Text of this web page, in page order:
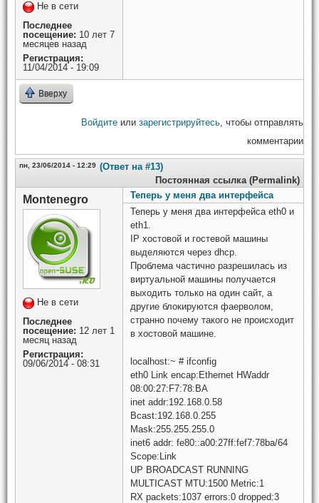
Не в сети
Последнее
посещение: 10 лет 7
месяцев назад
Регистрация:
11/04/2014 - 19:09
Вверху
Войдите или зарегистрируйтесь, чтобы отправлять
комментарии
пн, 23/06/2014 - 12:29 (Ответ на #13)
Постоянная ссылка (Permalink)
Montenegro
Не в сети
Последнее
посещение: 12 лет 1
месяц назад
Регистрация:
09/06/2014 - 08:31
Теперь у меня два интерфейса
Теперь у меня два интерфейса eth0 и
eth1.
IP хостовой и гостевой машины
выделяются через dhcp.
Проблема частично разрешилась из
виртуальной машины получается
выходить только на один сайт, а
другие блокируются фаерволом,
странно почему такого не происходит
в хостовой машине.
localhost:~ # ifconfig
eth0 Link encap:Ethernet HWaddr
08:00:27:F7:78:BA
inet addr:192.168.0.58
Bcast:192.168.0.255
Mask:255.255.255.0
inet6 addr: fe80::a00:27ff:fef7:78ba/64
Scope:Link
UP BROADCAST RUNNING
MULTICAST MTU:1500 Metric:1
RX packets:1037 errors:0 dropped:3